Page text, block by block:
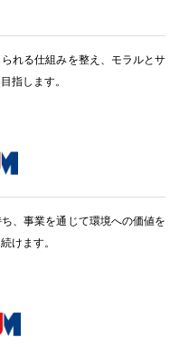
れる仕組みを整え、モラルとサ
指します。
、事業を通じて環境への価値を
けます。